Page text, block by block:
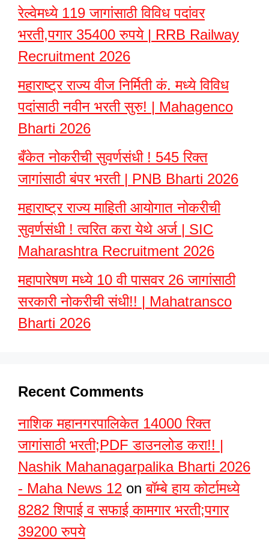
रेल्वेमध्ये 119 जागांसाठी विविध पदांवर
भरती,पगार 35400 रुपये | RRB Railway
Recruitment 2026
महाराष्ट्र राज्य वीज निर्मिती कं. मध्ये विविध
पदांसाठी नवीन भरती सुरु! | Mahagenco
Bharti 2026
बँकेत नोकरीची सुवर्णसंधी ! 545 रिक्त
जागांसाठी बंपर भरती | PNB Bharti 2026
महाराष्ट्र राज्य माहिती आयोगात नोकरीची
सुवर्णसंधी ! त्वरित करा येथे अर्ज | SIC
Maharashtra Recruitment 2026
महापारेषण मध्ये 10 वी पासवर 26 जागांसाठी
सरकारी नोकरीची संधी!! | Mahatransco
Bharti 2026
Recent Comments
नाशिक महानगरपालिकेत 14000 रिक्त
जागांसाठी भरती;PDF डाउनलोड करा!! |
Nashik Mahanagarpalika Bharti 2026
- Maha News 12 onबॉम्बे हाय कोर्टामध्ये
8282 शिपाई व सफाई कामगार भरती;पगार
39200 रुपये